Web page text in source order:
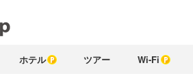
ホテル ツアー Wi-Fi